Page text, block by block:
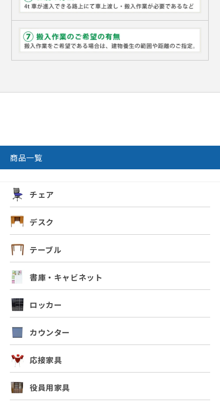
商品一覧
チェア
デスク
テーブル
書庫・キャビネット
ロッカー
カウンター
応接家具
役員用家具